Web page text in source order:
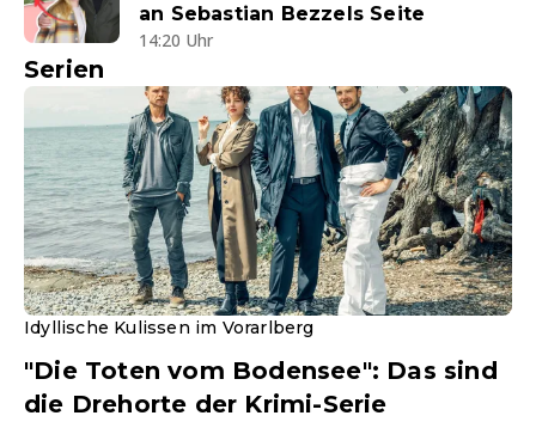
an Sebastian Bezzels Seite
14:20 Uhr
Serien
Idyllische Kulissen im Vorarlberg
"Die Toten vom Bodensee": Das sind
die Drehorte der Krimi-Serie